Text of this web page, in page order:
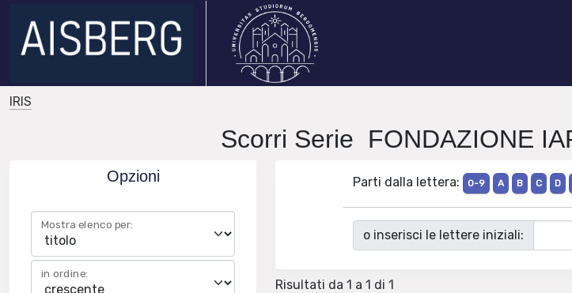
IRIS
Scorri Serie FONDAZIONE
Opzioni
Mostra elenco per:
in ordine:
Parti dalla lettera: 0-9 A B C D
o inserisci le lettere iniziali:
Risultati da 1 a 1 di 1